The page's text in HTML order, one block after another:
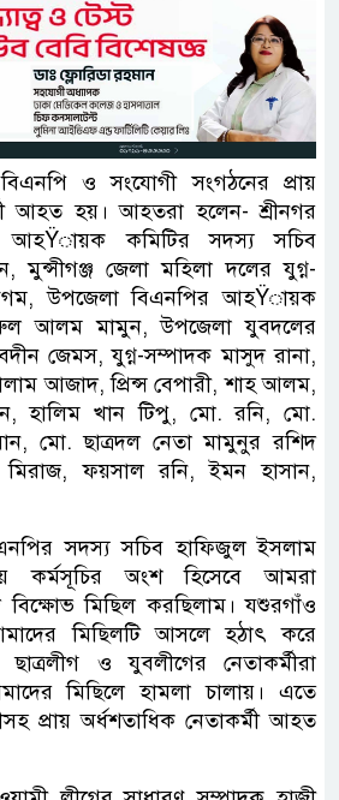
ও সংযোগী সংগঠনের প্রায়
আহত হয়। আহতরা হলেন- শ্রীনগর
আহŸায়ক কমিটির সদস্য সচিব
মুন্সীগঞ্জ জেলা মহিলা দলের যুগ্ন-
উপজেলা বিএনপির আহŸায়ক
আলম মামুন, উপজেলা যুবদলের
জেমস, যুগ্ন-সম্পাদক মাসুদ রানা,
আজাদ, প্রিন্স বেপারী, শাহ আলম,
হালিম খান টিপু, মো. রনি, মো.
মো. ছাত্রদল নেতা মামুনুর রশিদ
ফয়সাল রনি, ইমন হাসান,
সদস্য সচিব হাফিজুল ইসলাম
কর্মসূচির অংশ হিসেবে আমরা
বিক্ষোভ মিছিল করছিলাম। যশুরগাঁও
মিছিলটি আসলে হঠাৎ করে
ছাত্রলীগ ও যুবলীগের নেতাকর্মীরা
মিছিলে হামলা চালায়। এতে
প্রায় অর্ধশতাধিক নেতাকর্মী আহত